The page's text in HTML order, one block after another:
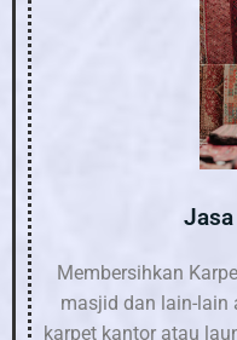
Membersihkan
masjid dan lain-lain
karpet kantor atau